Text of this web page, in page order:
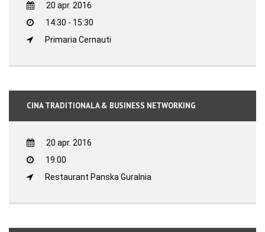
20 apr. 2016
14:30 - 15:30
Primaria Cernauti
CINA TRADITIONALA & BUSINESS NETWORKING
20 apr. 2016
19:00
Restaurant Panska Guralnia